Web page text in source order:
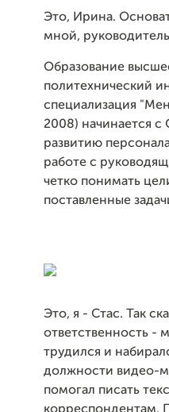
Это, Ирина.
мной,
Образование
политехнический
специализация
2008) начинается
развитию
работе с
четко понимать
поставленные
Это, я - Стас. Так
ответственность -
трудился и
должности видео-
помогал писать